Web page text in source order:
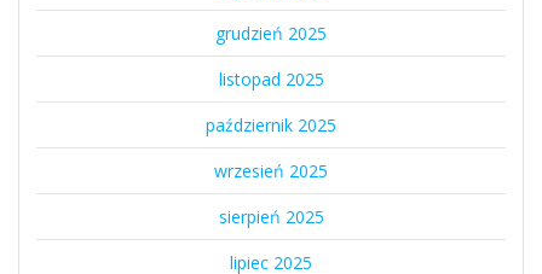
grudzień 2025
listopad 2025
październik 2025
wrzesień 2025
sierpień 2025
lipiec 2025